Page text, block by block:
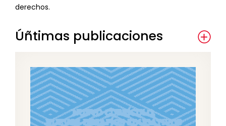
derechos.
Úñtimas publicaciones